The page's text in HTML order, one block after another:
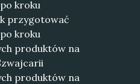
kroku
przygotować
kroku
produktów na
produktów na